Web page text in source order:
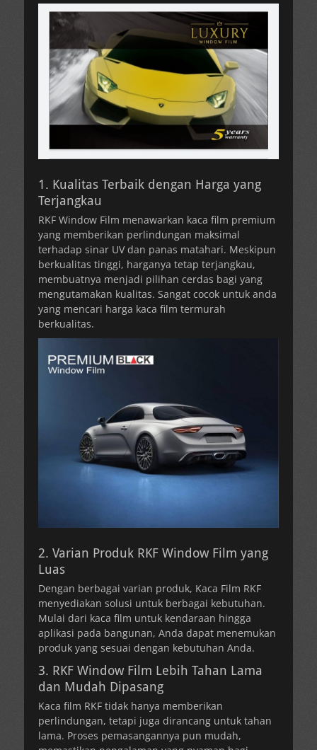
1. Kualitas Terbaik dengan Harga yang
Terjangkau
RKF Window Film menawarkan kaca film premium
yang memberikan perlindungan maksimal
terhadap sinar UV dan panas matahari. Meskipun
berkualitas tinggi, harganya tetap terjangkau,
membuatnya menjadi pilihan cerdas bagi yang
mengutamakan kualitas. Sangat cocok untuk anda
yang mencari harga kaca film termurah
berkualitas.
2. Varian Produk RKF Window Film yang
Luas
Dengan berbagai varian produk, Kaca Film RKF
menyediakan solusi untuk berbagai kebutuhan.
Mulai dari kaca film untuk kendaraan hingga
aplikasi pada bangunan, Anda dapat menemukan
produk yang sesuai dengan kebutuhan Anda.
3. RKF Window Film Lebih Tahan Lama
dan Mudah Dipasang
Kaca film RKF tidak hanya memberikan
perlindungan, tetapi juga dirancang untuk tahan
lama. Proses pemasangannya pun mudah,